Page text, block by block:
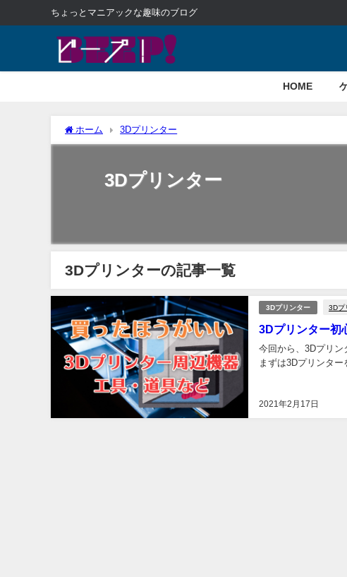
ちょっとマニアックな趣味のブログ
HOME
ホーム 3Dプリンター
3Dプリンター
3Dプリンターの記事一覧
3Dプリンター 3Dプ
3Dプリンター初
2021年2月17日
今回から、3Dプリン
まずは3Dプリンタ